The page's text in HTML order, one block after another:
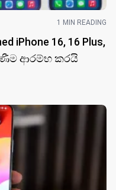
1 MIN READING
iPhone 16, 16 Plus,
ආරම්භ කරයි